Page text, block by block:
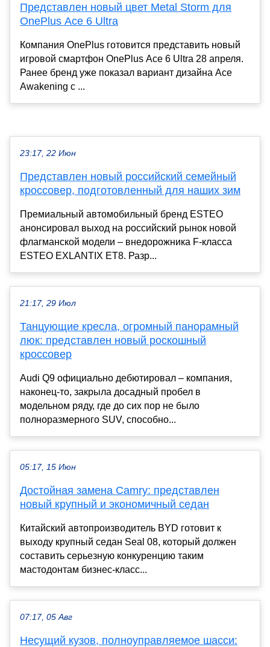
Представлен новый цвет Metal Storm для
OnePlus Ace 6 Ultra
Компания OnePlus готовится представить новый
игровой смартфон OnePlus Ace 6 Ultra 28 апреля.
Ранее бренд уже показал вариант дизайна Ace
Awakening с ...
23:17, 22 Июн
Представлен новый российский семейный
кроссовер, подготовленный для наших зим
Премиальный автомобильный бренд ESTEO
анонсировал выход на российский рынок новой
флагманской модели – внедорожника F-класса
ESTEO EXLANTIX ET8. Разр...
21:17, 29 Июл
Танцующие кресла, огромный панорамный
люк: представлен новый роскошный
кроссовер
Audi Q9 официально дебютировал – компания,
наконец-то, закрыла досадный пробел в
модельном ряду, где до сих пор не было
полноразмерного SUV, способно...
05:17, 15 Июн
Достойная замена Camry: представлен
новый крупный и экономичный седан
Китайский автопроизводитель BYD готовит к
выходу крупный седан Seal 08, который должен
составить серьезную конкуренцию таким
мастодонтам бизнес-класс...
07:17, 05 Авг
Несущий кузов, полноуправляемое шасси: